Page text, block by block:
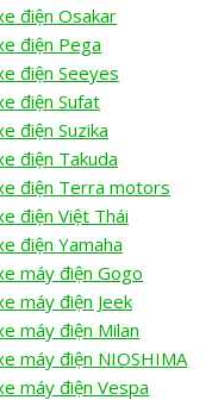
điện Osakar
điện Pega
điện Seeyes
điện Sufat
điện Suzika
điện Takuda
điện Terra motors
điện Việt Thái
điện Yamaha
máy điện Gogo
máy điện Jeek
máy điện Milan
máy điện NIOSHIMA
máy điện Vespa